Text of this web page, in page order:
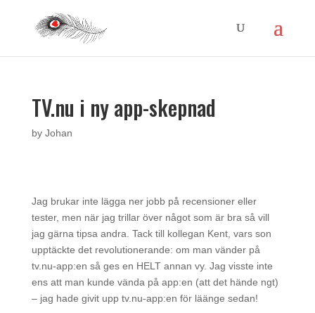
TV.nu i ny app-skepnad
by Johan
Jag brukar inte lägga ner jobb på recensioner eller
tester, men när jag trillar över något som är bra så vill
jag gärna tipsa andra. Tack till kollegan Kent, vars son
upptäckte det revolutionerande: om man vänder på
tv.nu-app:en så ges en HELT annan vy. Jag visste inte
ens att man kunde vända på app:en (att det hände ngt)
– jag hade givit upp tv.nu-app:en för läänge sedan!